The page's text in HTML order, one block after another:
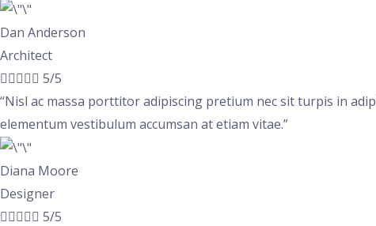
Dan Anderson
Architect
 5/5
“Nisl ac massa porttitor adipiscing pretium nec sit turpis in
elementum vestibulum accumsan at etiam vitae.”
Diana Moore
Designer
 5/5